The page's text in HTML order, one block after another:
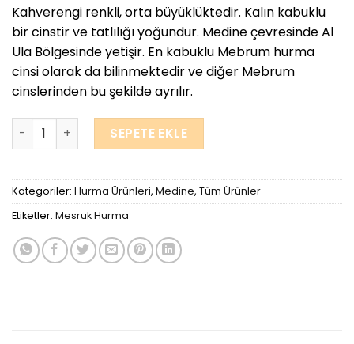
5 üzerinden
5.00puan
aldı
Kahverengi renkli, orta büyüklüktedir. Kalın kabuklu
bir cinstir ve tatlılığı yoğundur. Medine çevresinde Al
Ula Bölgesinde yetişir. En kabuklu Mebrum hurma
cinsi olarak da bilinmektedir ve diğer Mebrum
cinslerinden bu şekilde ayrılır.
Meşruk Hurma adetSEPETE EKLE
Kategoriler: Hurma Ürünleri, Medine, Tüm Ürünler
Etiketler: Mesruk Hurma